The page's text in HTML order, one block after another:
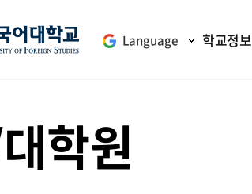
Language 학교정보
학원